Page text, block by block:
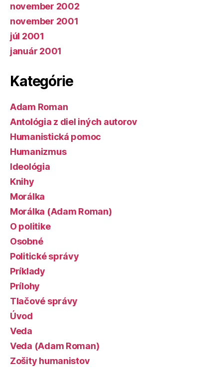
november 2002
november 2001
júl 2001
január 2001
Kategórie
Adam Roman
Antológia z diel iných autorov
Humanistická pomoc
Humanizmus
Ideológia
Knihy
Morálka
Morálka (Adam Roman)
O politike
Osobné
Politické správy
Príklady
Prílohy
Tlačové správy
Úvod
Veda
Veda (Adam Roman)
Zošity humanistov